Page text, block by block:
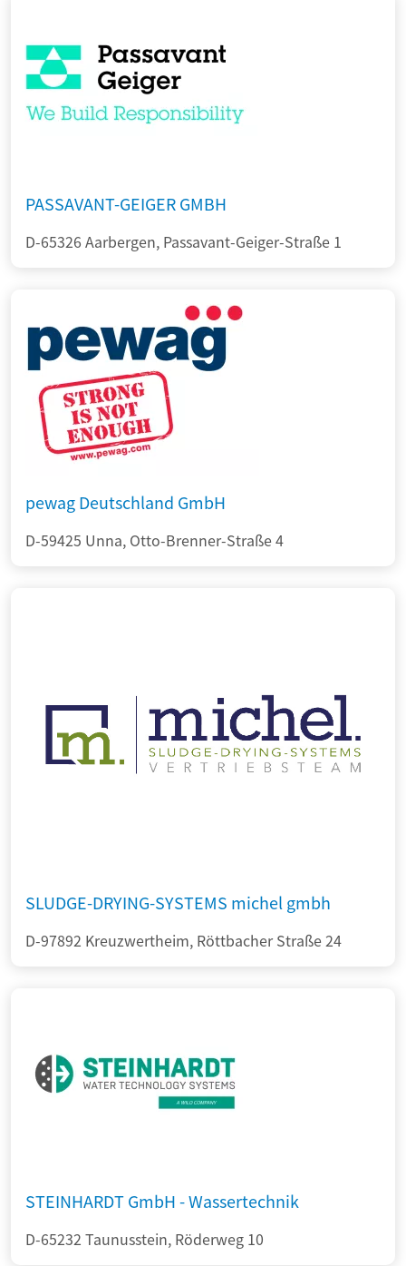
PASSAVANT-GEIGER GMBH
D-65326 Aarbergen, Passavant-Geiger-Straße 1
pewag Deutschland GmbH
D-59425 Unna, Otto-Brenner-Straße 4
SLUDGE-DRYING-SYSTEMS michel gmbh
D-97892 Kreuzwertheim, Röttbacher Straße 24
STEINHARDT GmbH - Wassertechnik
D-65232 Taunusstein, Röderweg 10